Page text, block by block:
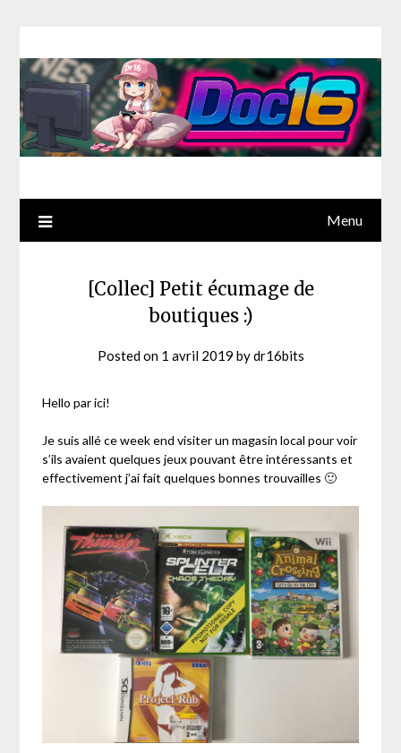
Menu
[Collec] Petit écumage de
boutiques :)
Posted on 1 avril 2019 bydr16bits
Hello par ici!
Je suis allé ce week end visiter un magasin local pour voir
s’ils avaient quelques jeux pouvant être intéressants et
effectivement j’ai fait quelques bonnes trouvailles 🙂